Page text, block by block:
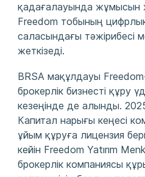
қадағалауында жұмысын
Freedom тобының
саласындағы тәжірибесі
жеткізеді.
BRSA мақұлдауы
брокерлік бизнесті құру
кезеңінде де алынды.
Капитал нарығы кеңесі
ұйым құруға лицензия
кейін Freedom Yatırım
брокерлік компаниясы